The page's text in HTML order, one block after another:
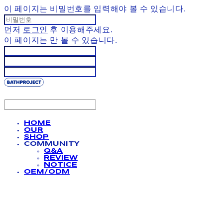
이 페이지는 비밀번호를 입력해야 볼 수 있습니다.
먼저 로그인 후 이용해주세요.
이 페이지는 만 볼 수 있습니다.
HOME
OUR
SHOP
COMMUNITY
Q&A
REVIEW
NOTICE
OEM/ODM